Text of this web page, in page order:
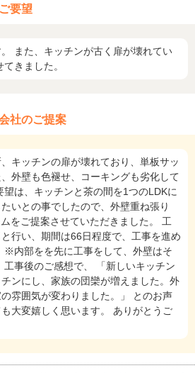
要望
また、キッチンが古く扉が壊れてい
きました。
社のご提案
キッチンの扉が壊れており、単板サッ
外壁も色褪せ、コーキングも劣化して
は、キッチンと茶の間を1つのLDKに
いとの事でしたので、外壁重ね張り
をご提案させていただきました。 工
行い、期間は66日程度で、工事を進め
※内部をを先に工事をして、外壁はそ
事後のご感想で、 「新しいキッチン
ンにし、家族の団欒が増えました。外
雰囲気が変わりました。」 とのお声
大変嬉しく思います。 ありがとうご